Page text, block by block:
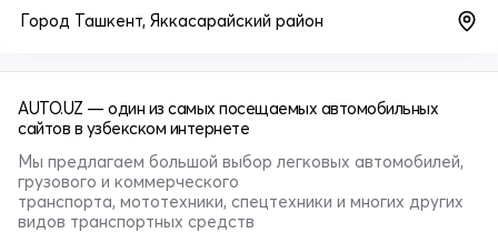
Город Ташкент, Яккасарайский район
AUTO.UZ — один из самых посещаемых автомобильных
сайтов в узбекском интернете
Мы предлагаем большой выбор легковых автомобилей,
грузового и коммерческого
транспорта, мототехники, спецтехники и многих других
видов транспортных средств